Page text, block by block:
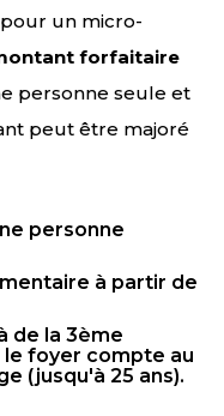
un micro-
forfaitaire
personne seule et
peut être majoré
personne
à partir de
de la 3ème
foyer compte au
(jusqu'à 25 ans).